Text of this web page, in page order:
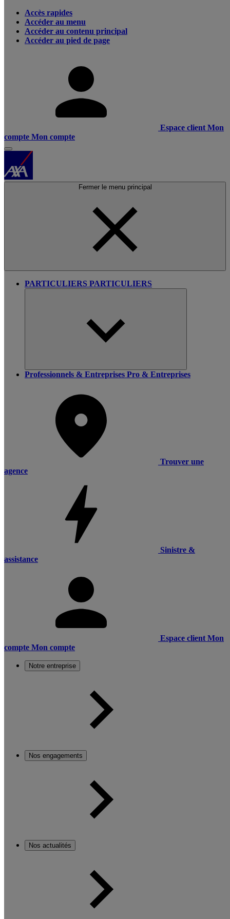
Accès rapides
Accéder au menu
Accéder au contenu principal
Accéder au pied de page
Espace client Mon
compte Mon compte
Fermer le menu principal
PARTICULIERS PARTICULIERS
Professionnels & Entreprises Pro & Entreprises
Trouver une
agence
Sinistre &
assistance
Espace client Mon
compte Mon compte
Notre entreprise
Nos engagements
Nos actualités